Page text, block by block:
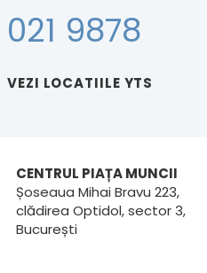
021 9878
VEZI LOCATIILE YTS
CENTRUL PIAȚA MUNCII
Șoseaua Mihai Bravu 223,
clădirea Optidol, sector 3,
București